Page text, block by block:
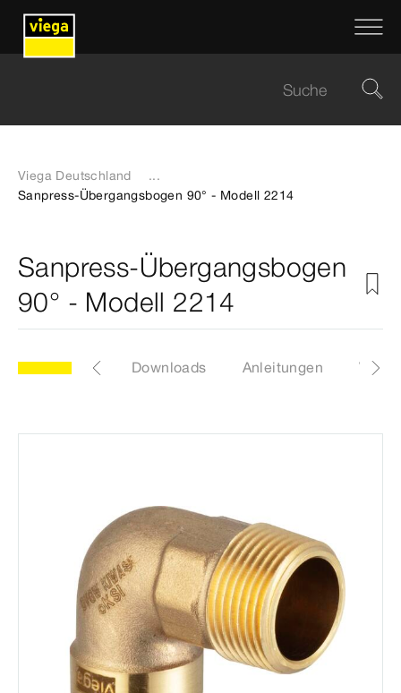
Viega Deutschland
...
Sanpress-Übergangsbogen 90° - Modell 2214
Sanpress-Übergangsbogen
90° - Modell 2214
Zertifikate Downloads Anleitungen